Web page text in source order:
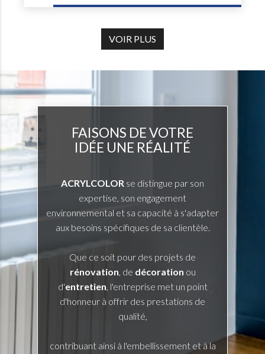
VOIR PLUS
FAISONS DE VOTRE
IDÉE UNE RÉALITÉ
ACRYLCOLOR se distingue par son
expertise, son engagement
environnemental et sa capacité à s'adapter
aux besoins spécifiques de sa clientèle.
Que ce soit pour des projets de
rénovation, de décoration ou
d'entretien, l'entreprise met un point
d'honneur à offrir des prestations de
qualité,
contribuant ainsi à l'embellissement et à la